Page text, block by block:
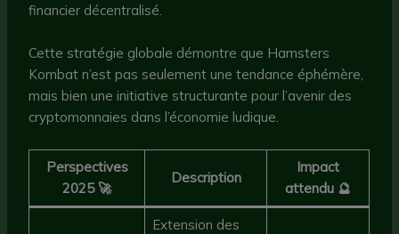
financier décentralisé.
Cette stratégie globale démontre que Hamsters
Kombat n’est pas seulement une tendance éphémère,
mais bien une initiative structurante pour l’avenir des
cryptomonnaies dans l’économie ludique.
Perspectives
2025 🚀
Description
Impact
attendu 🔮
Extension des